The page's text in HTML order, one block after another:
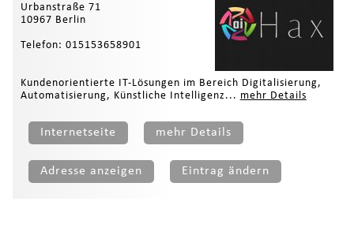
Urbanstraße 71
10967 Berlin
Telefon: 015153658901
Kundenorientierte IT-Lösungen im Bereich Digitalisierung,
Automatisierung, Künstliche Intelligenz... mehr Details
Internetseite mehr Details
Adresse anzeigen Eintrag ändern